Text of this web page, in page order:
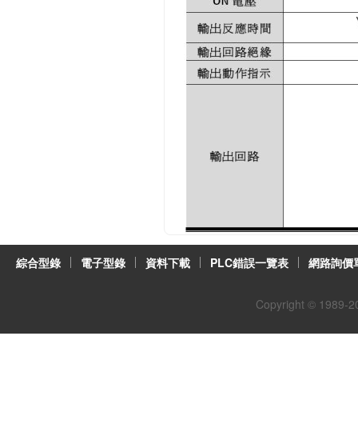
綜合型錄 電子型錄 資料下載 PLC錯誤一覽表 網路詢價
Copyright © 1989-